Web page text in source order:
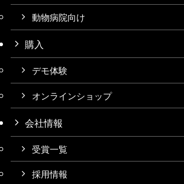
動物病院向け
購入
デモ体験
オンラインショップ
会社情報
受賞一覧
採用情報